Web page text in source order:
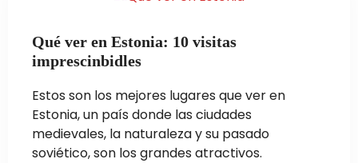
Qué ver en Estonia: 10 visitas
imprescinbidles
Estos son los mejores lugares que ver en
Estonia, un país donde las ciudades
medievales, la naturaleza y su pasado
soviético, son los grandes atractivos.